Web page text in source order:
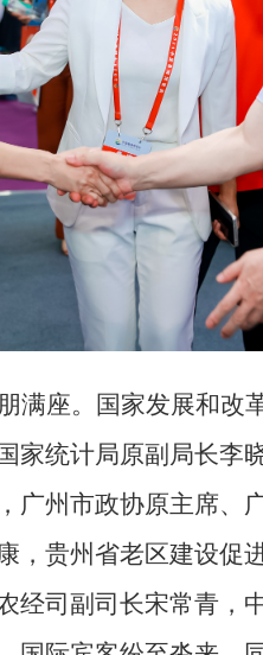
满座。国家发展和改
家统计局原副局长李
广州市政协原主席、
，贵州省老区建设促
经司副司长宋常青，